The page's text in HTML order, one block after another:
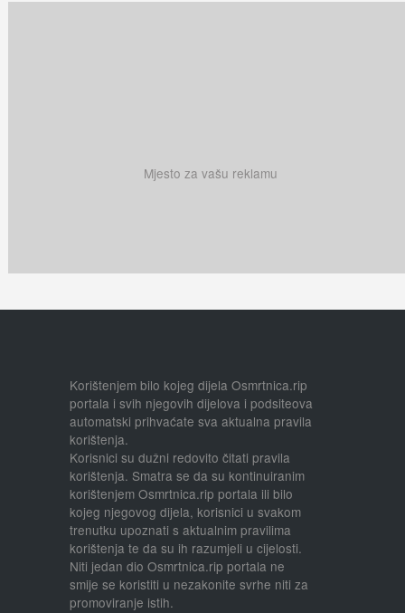
Mjesto za vašu reklamu
Korištenjem bilo kojeg dijela Osmrtnica.rip
portala i svih njegovih dijelova i podsiteova
automatski prihvaćate sva aktualna pravila
korištenja.
Korisnici su dužni redovito čitati pravila
korištenja. Smatra se da su kontinuiranim
korištenjem Osmrtnica.rip portala ili bilo
kojeg njegovog dijela, korisnici u svakom
trenutku upoznati s aktualnim pravilima
korištenja te da su ih razumjeli u cijelosti.
Niti jedan dio Osmrtnica.rip portala ne
smije se koristiti u nezakonite svrhe niti za
promoviranje istih.